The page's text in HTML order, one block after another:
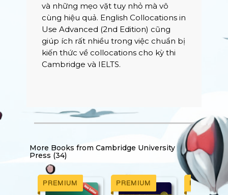
và những mẹo vặt tuy nhỏ mà vô
cùng hiệu quả. English Collocations in
Use Advanced (2nd Edition) cũng
giúp ích rất nhiều trong việc chuẩn bị
kiến thức về collocations cho kỳ thi
Cambridge và IELTS.
More Books fromCambridge University
Press (34)
PREMIUM PREMIUM PREMIUM